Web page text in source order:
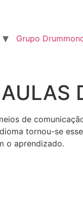
Grupo
de
tornou-se
o aprendizado.